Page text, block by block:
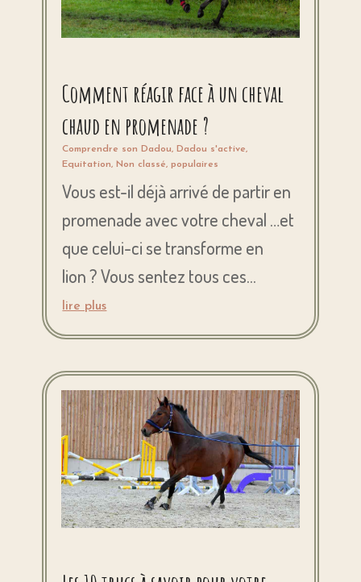
Comment réagir face à un cheval
chaud en promenade ?
Comprendre son Dadou, Dadou s'active,
Equitation, Non classé,populaires
Vous est-il déjà arrivé de partir en
promenade avec votre cheval …et
que celui-ci se transforme en
lion ? Vous sentez tous ces...
lire plus